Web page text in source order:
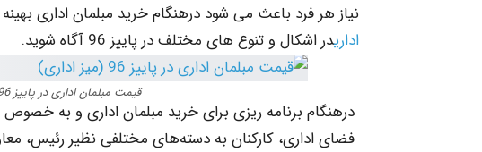
نیاز هر فرد باعث می شود درهنگام خرید مبلمان اداری بهینه
اداریدر اشکال و تنوع های مختلف در پاییز 96 آگاه شوید.
قیمت مبلمان اداری در پاییز 96 (میز اداری)
درهنگام برنامه ریزی برای خرید مبلمان اداری و به
فضای اداری، کارکنان به دسته‌های مختلفی نظیر رئیس،